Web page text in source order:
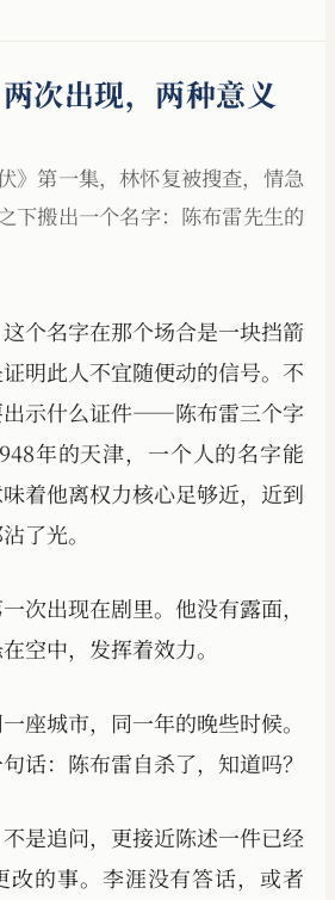
次出现，两种意义
》第一集，林怀复被搜查，情急
下搬出一个名字：陈布雷先生的
个名字在那个场合是一块挡箭
明此人不宜随便动的信号。不
出示什么证件——陈布雷三个字
年的天津，一个人的名字能
着他离权力核心足够近，近到
了光。
次出现在剧里。他没有露面，
空中，发挥着效力。
座城市，同一年的晚些时候。
话：陈布雷自杀了，知道吗？
是追问，更接近陈述一件已经
改的事。李涯没有答话，或者